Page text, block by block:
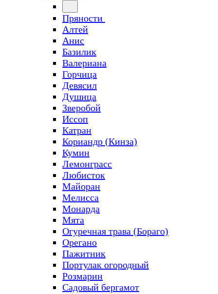
Пряности
Алтей
Анис
Базилик
Валериана
Горчица
Девясил
Душица
Зверобой
Иссоп
Катран
Кориандр (Кинза)
Кумин
Лемонграсс
Любисток
Майоран
Мелисса
Монарда
Мята
Огуречная трава (Бораго)
Орегано
Пажитник
Портулак огородный
Розмарин
Садовый бергамот